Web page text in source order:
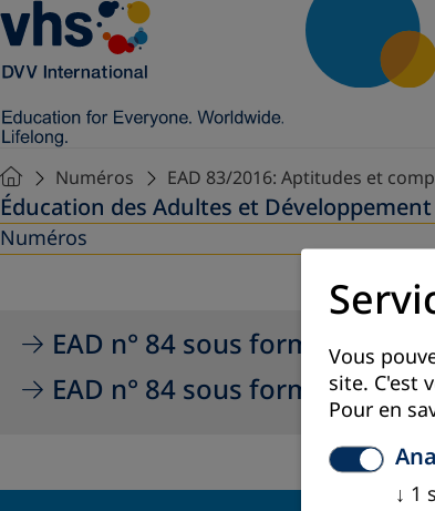
Numéros EAD 83/2016: Aptitudes et
Éducation des Adultes et Développement
Numéros
EAD n° 84 sous forme de PDF
EAD n° 84 sous forme de
Vous
site. C'est
Pour en
↓ 1